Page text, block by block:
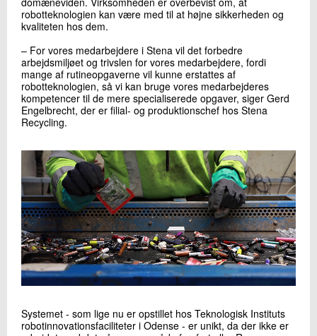
robotteknologien kan være med til at højne sikkerheden og
kvaliteten hos dem.
– For vores medarbejdere i Stena vil det forbedre
arbejdsmiljøet og trivslen for vores medarbejdere, fordi
mange af rutineopgaverne vil kunne erstattes af
robotteknologien, så vi kan bruge vores medarbejderes
kompetencer til de mere specialiserede opgaver, siger Gerd
Engelbrecht, der er filial- og produktionschef hos Stena
Recycling.
Systemet - som lige nu er opstillet hos Teknologisk Instituts
robotinnovationsfaciliteter i Odense - er unikt, da der ikke er